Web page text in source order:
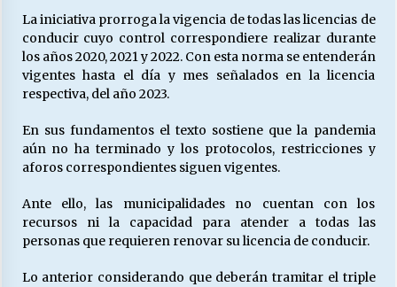
28/05/2026
Releyendo la Rerum Novarum a 135 años. “La
cuestión social hoy”.
S.O.S. a los ricos, Save Our Souls (Salvar
Nuestras Almas)
¿Asesores con doble sueldo?
La iniciativa prorroga la vigencia de todas las licencias de
conducir cuyo control correspondiere realizar durante
los años 2020, 2021 y 2022. Con esta norma se entenderán
vigentes hasta el día y mes señalados en la licencia
respectiva, del año 2023.
En sus fundamentos el texto sostiene que la pandemia
aún no ha terminado y los protocolos, restricciones y
aforos correspondientes siguen vigentes.
Ante ello, las municipalidades no cuentan con los
recursos ni la capacidad para atender a todas las
personas que requieren renovar su licencia de conducir.
Lo anterior considerando que deberán tramitar el triple